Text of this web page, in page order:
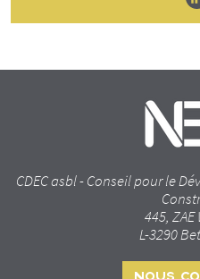
CDEC asbl - Conseil pour le
445, ZAE
L-3290